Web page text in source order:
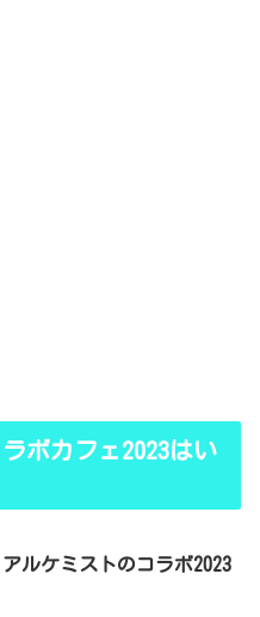
ボカフェ2023はい
ルケミストのコラボ2023